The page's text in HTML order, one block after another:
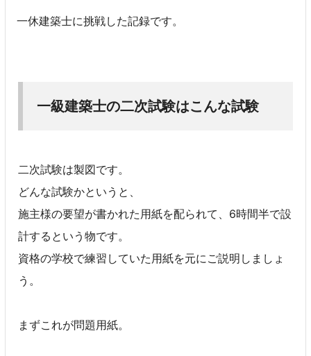
一休建築士に挑戦した記録です。
一級建築士の二次試験はこんな試験
二次試験は製図です。
どんな試験かというと、
施主様の要望が書かれた用紙を配られて、6時間半で設
計するという物です。
資格の学校で練習していた用紙を元にご説明しましょ
う。
まずこれが問題用紙。